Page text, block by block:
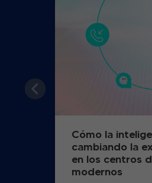
Cómo la
cambiando la
en los centros
modernos